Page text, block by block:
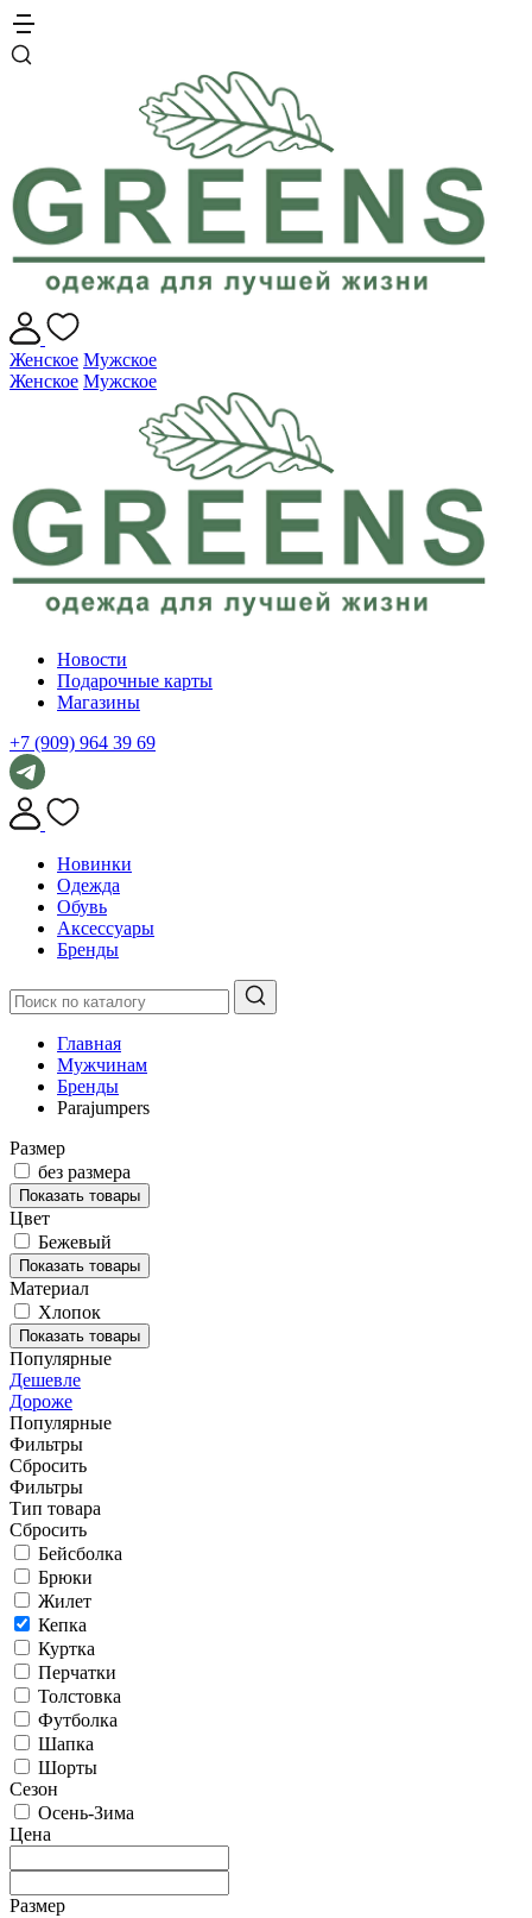
Женское Мужское
Женское Мужское
Новости
Подарочные карты
Магазины
+7 (909) 964 39 69
Новинки
Одежда
Обувь
Аксессуары
Бренды
Главная
Мужчинам
Бренды
Parajumpers
Размер
без размера
Показать товары
Цвет
Бежевый
Показать товары
Материал
Хлопок
Показать товары
Популярные
Дешевле
Дороже
Популярные
Фильтры
Сбросить
Фильтры
Тип товара
Сбросить
Бейсболка
Брюки
Жилет
Кепка
Куртка
Перчатки
Толстовка
Футболка
Шапка
Шорты
Сезон
Осень-Зима
Цена
Размер